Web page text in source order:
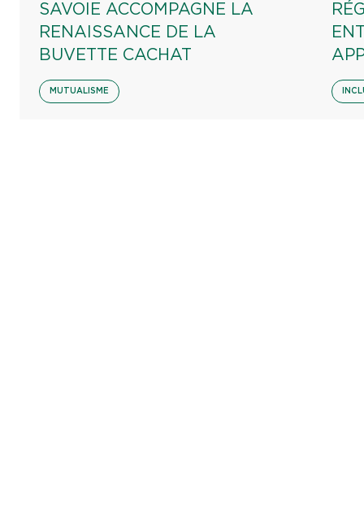
SAVOIE ACCOMPAGNE LA
RENAISSANCE DE LA
BUVETTE CACHAT
MUTUALISME